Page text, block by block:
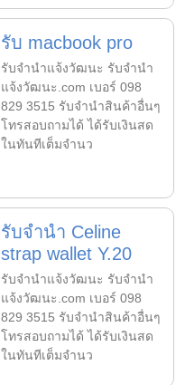
รับ macbook pro
รับจํานําแจ้งวัฒนะ รับจํานํา
แจ้งวัฒนะ.com เบอร์ 098
829 3515 รับจำนำสินค้าอื่นๆ
โทรสอบถามได้ ได้รับเงินสด
ในทันทีเต็มจำนว
รับจำนำ Celine
strap wallet Y.20
รับจํานําแจ้งวัฒนะ รับจํานํา
แจ้งวัฒนะ.com เบอร์ 098
829 3515 รับจำนำสินค้าอื่นๆ
โทรสอบถามได้ ได้รับเงินสด
ในทันทีเต็มจำนว